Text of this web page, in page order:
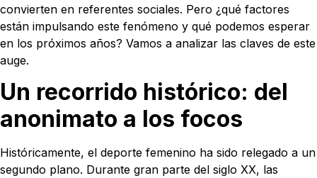
convierten en referentes sociales. Pero ¿qué factores
están impulsando este fenómeno y qué podemos esperar
en los próximos años? Vamos a analizar las claves de este
auge.
Un recorrido histórico: del
anonimato a los focos
Históricamente, el deporte femenino ha sido relegado a un
segundo plano. Durante gran parte del siglo XX, las